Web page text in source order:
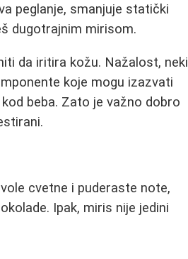
peglanje, smanjuje statički
dugotrajnim mirisom.
da iritira kožu. Nažalost, neki
koje mogu izazvati
kod beba. Zato je važno dobro
cvetne i puderaste note,
Ipak, miris nije jedini